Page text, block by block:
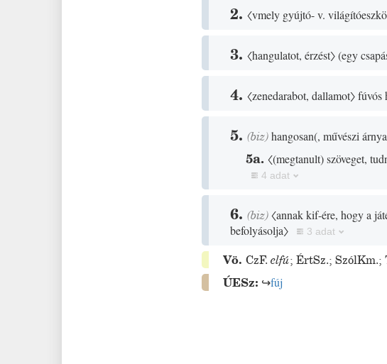
2.〈vmely gyújtó- v.
3.〈hangulatot, érzést〉 (egy
4.〈zenedarabot, dallamot〉fúvós
5.(biz) hangosan(, művészi
5a.〈(megtanult)szöveget,
4 adat
6.(biz) 〈annak kif-ére, hogy a
befolyásolja〉
3 adat
Vö.CzF. elfú;ÉrtSz.;SzólKm.;
ÚESz: ↪fúj